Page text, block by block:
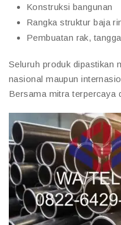
Konstruksi bangunan
Rangka struktur baja
Pembuatan rak,
Seluruh produk dipastikan
nasional maupun
Bersama mitra terpercaya